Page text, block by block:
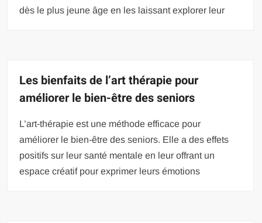
dès le plus jeune âge en les laissant explorer leur
Les bienfaits de l’art thérapie pour
améliorer le bien-être des seniors
L’art-thérapie est une méthode efficace pour
améliorer le bien-être des seniors. Elle a des effets
positifs sur leur santé mentale en leur offrant un
espace créatif pour exprimer leurs émotions